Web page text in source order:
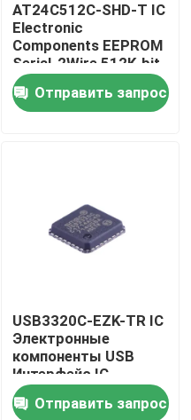
AT24C512C-SHD-T IC
Electronic
Components EEPROM
Serial-2Wire 512K-bit
64K x 8 3.3V/5V 8-Pin
SOIC EIAJ T/R
Отправить запрос
USB3320C-EZK-TR IC
Электронные
компоненты USB
Интерфейс IC
Высокая скорость
USB 1.8V ULPI
Отправить запрос